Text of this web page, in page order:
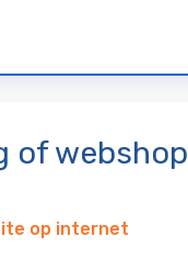
of webshop
op internet